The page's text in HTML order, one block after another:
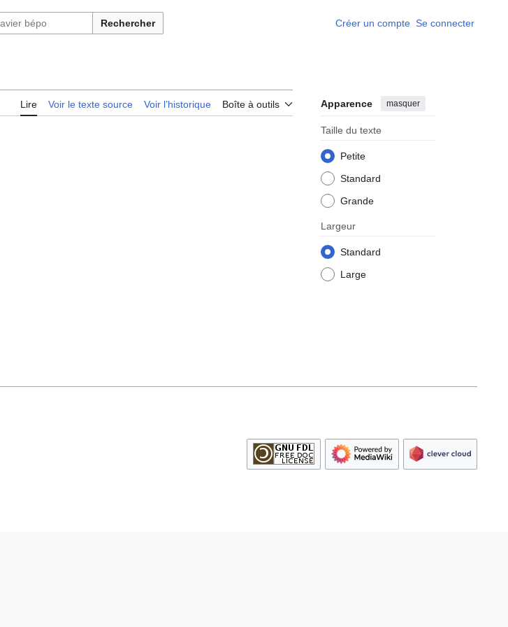
Rechercher Créer un compte Se connecter
Lire Voir le texte source Voir l’historique Boîte à outils Apparence masquer
Taille du texte
Petite
Standard
Grande
Largeur
Standard
Large